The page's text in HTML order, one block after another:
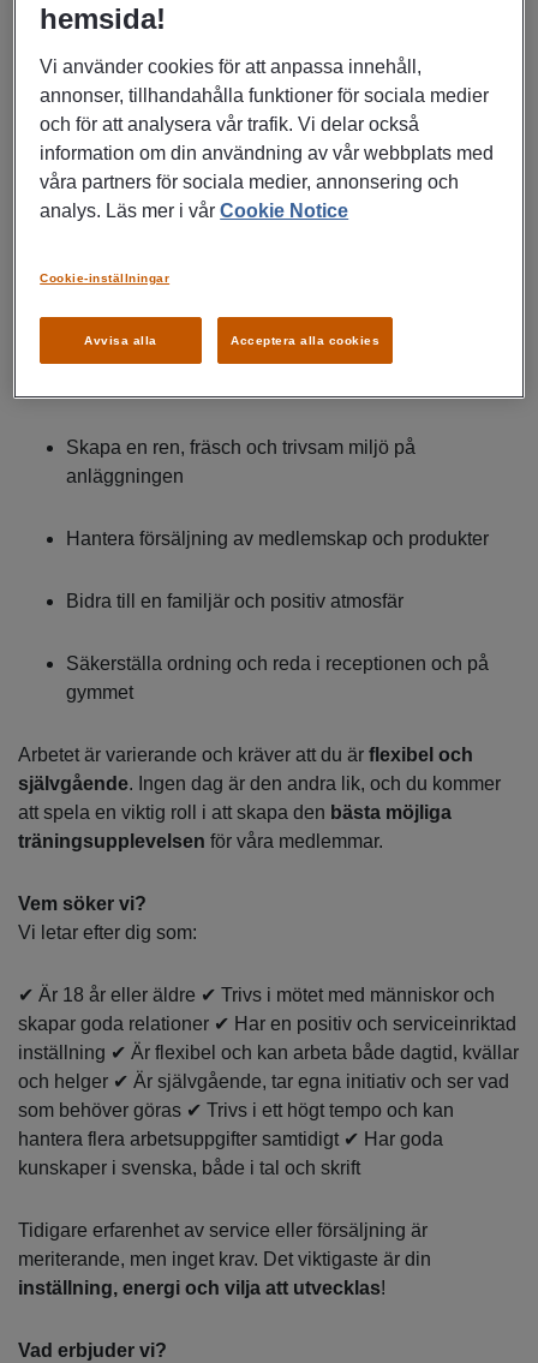
försäljning och medlemskontakt står i fokus ✔ Med
varierande arbetstider, inklusive kvällar och helger
Om rollen
Som säljande receptionist är du klubbens ansikte utåt och
ansvarar för att skapa en välkomnande och inspirerande
miljö. Du ser till att varje medlem får en förstklassig
Dina arbetsuppgifter inkluderar att:
Skapa en ren, fräsch och trivsam miljö på
anläggningen
Hantera försäljning av medlemskap och produkter
Bidra till en familjär och positiv atmosfär
Säkerställa ordning och reda i receptionen och på
gymmet
Arbetet är varierande och kräver att du är flexibel och
självgående. Ingen dag är den andra lik, och du kommer
att spela en viktig roll i att skapa den bästa möjliga
träningsupplevelsen för våra medlemmar.
Vem söker vi?
Vi letar efter dig som:
✔ Är 18 år eller äldre ✔ Trivs i mötet med människor och
skapar goda relationer ✔ Har en positiv och serviceinriktad
inställning ✔ Är flexibel och kan arbeta både dagtid, kvällar
och helger ✔ Är självgående, tar egna initiativ och ser vad
som behöver göras ✔ Trivs i ett högt tempo och kan
hantera flera arbetsuppgifter samtidigt ✔ Har goda
kunskaper i svenska, både i tal och skrift
Tidigare erfarenhet av service eller försäljning är
meriterande, men inget krav. Det viktigaste är din
inställning, energi och vilja att utvecklas!
Vad erbjuder vi?
hemsida!
Vi använder cookies för att anpassa innehåll,
annonser, tillhandahålla funktioner för sociala medier
och för att analysera vår trafik. Vi delar också
information om din användning av vår webbplats med
våra partners för sociala medier, annonsering och
analys. Läs mer i vårCookie Notice
Avvisa alla Acceptera alla cookies
Cookie-inställningar